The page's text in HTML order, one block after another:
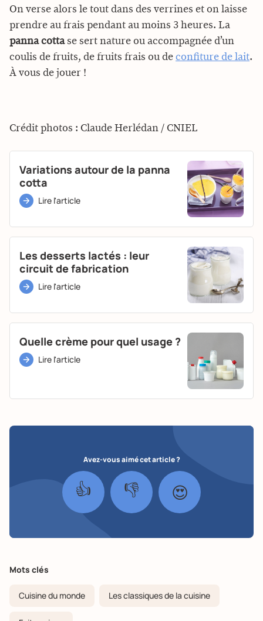
On verse alors le tout dans des verrines et on laisse
prendre au frais pendant au moins 3 heures. La
panna cottase sert nature ou accompagnée d’un
coulis de fruits, de fruits frais ou de confiture de lait.
À vous de jouer !
Crédit photos : Claude Herlédan / CNIEL
Variations autour de la panna
cotta
Lire l'article
Les desserts lactés : leur
circuit de fabrication
Lire l'article
Quelle crème pour quel usage ?
Lire l'article
Avez-vous aimé cet article ?
👍 👎 😍
Mots clés
Cuisine du monde Les classiques de la cuisine